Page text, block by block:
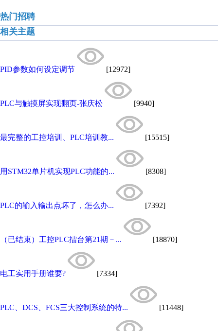
热门招聘
相关主题
PID参数如何设定调节 [12972]
PLC与触摸屏实现翻页-张庆松 [9940]
最完整的工控培训、PLC培训教... [15515]
用STM32单片机实现PLC功能的... [8308]
PLC的输入输出点坏了，怎么办... [7392]
（已结束）工控PLC擂台第21期－... [18870]
电工实用手册谁要? [7334]
PLC、DCS、FCS三大控制系统的特... [11448]